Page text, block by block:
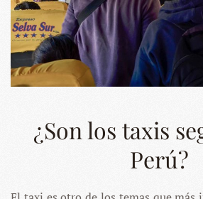
¿Son los taxis
Perú?